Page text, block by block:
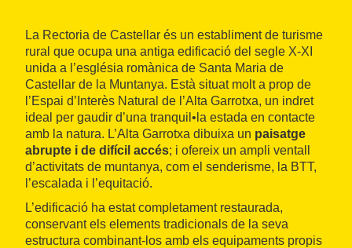
La Rectoria de Castellar és un establiment de turisme
rural que ocupa una antiga edificació del segle X-XI
unida a l’església romànica de Santa Maria de
Castellar de la Muntanya. Està situat molt a prop de
l’Espai d’Interès Natural de l’Alta Garrotxa, un indret
ideal per gaudir d’una tranquil•la estada en contacte
amb la natura. L’Alta Garrotxa dibuixa un paisatge
abrupte i de difícil accés; i ofereix un ampli ventall
d’activitats de muntanya, com el senderisme, la BTT,
l’escalada i l’equitació.
L’edificació ha estat completament restaurada,
conservant els elements tradicionals de la seva
estructura combinant-los amb els equipaments propis